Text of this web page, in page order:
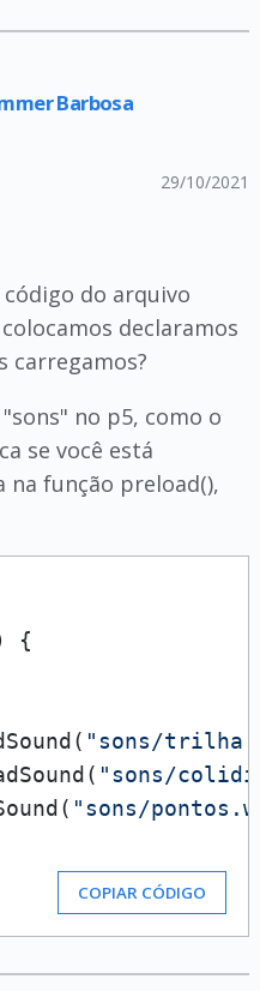
Barbosa
29/10/2021
do arquivo
declaramos
carregamos?
no p5, como o
se você está
na função preload(),
{
"sons/
"sons/
"sons/
COPIAR CÓDIGO